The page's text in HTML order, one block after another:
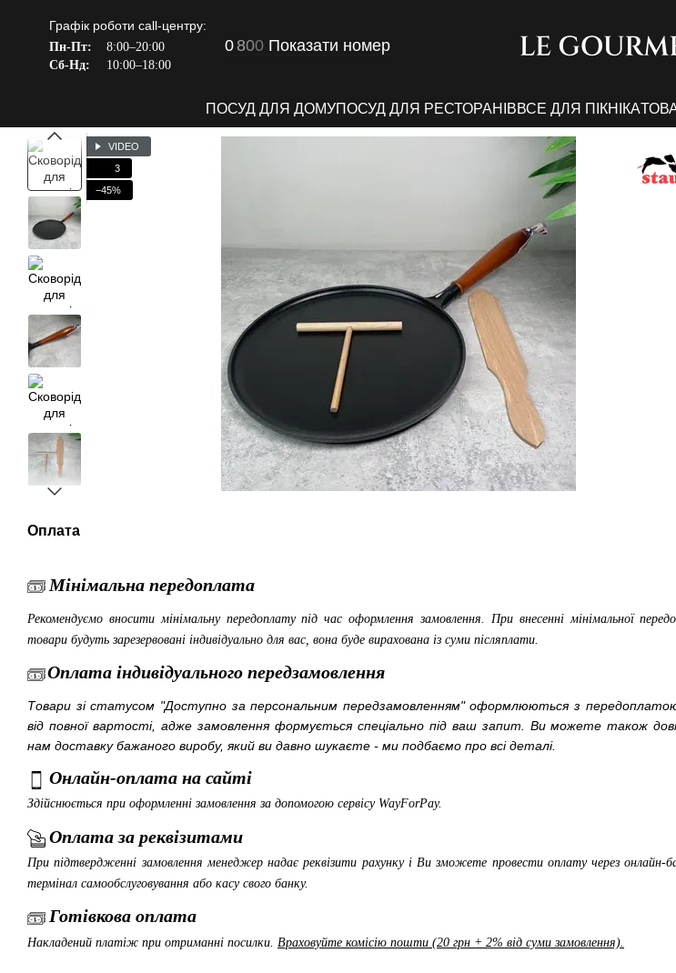
Графік роботи call-центру:
Пн-Пт:
8:00–20:00
Сб-Нд:
10:00–18:00
0800 Показати номер
ПОСУД ДЛЯ ДОМУПОСУД ДЛЯ РЕСТОРАНІВВСЕ ДЛЯ ПІКНІКА
VIDEO
3
−45%
Оплата
Мінімальна передоплата
Рекомендуємо вносити мінімальну передоплату під час оформлення замовлення. При внесенні мінімальної
товари будуть зарезервовані індивідуально для вас, вона буде вирахована із суми післяплати.
Оплата індивідуального передзамовлення
Товари зі статусом "Доступно за персональним передзамовленням" оформлюються з
від повної вартості, адже замовлення формується спеціально під ваш запит. Ви можете також
нам доставку бажаного виробу, який ви давно шукаєте - ми подбаємо про всі деталі.
Онлайн-оплата на сайті
Здійснюється при оформленні замовлення за допомогою сервісу WayForPay.
Оплата за реквізитами
При підтвердженні замовлення менеджер надає реквізити рахунку і Ви зможете провести оплату через онлайн-
термінал самообслуговування або касу свого банку.
Готівкова оплата
Накладений платіж при отриманні посилки. Враховуйте комісію пошти (20 грн + 2% від суми замовлення).